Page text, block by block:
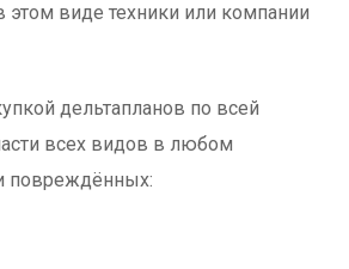
виде техники или компании
дельтапланов по всей
всех видов в любом
повреждённых: